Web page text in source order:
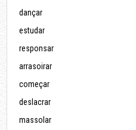
dançar
estudar
responsar
arrasoirar
começar
deslacrar
massolar